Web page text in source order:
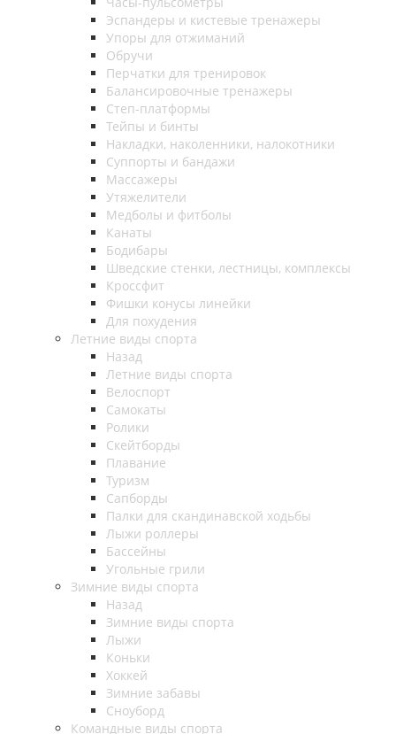
Эспандеры и кистевые тренажеры
Упоры для отжиманий
Обручи
Перчатки для тренировок
Балансировочные тренажеры
Степ-платформы
Тейпы и бинты
Накладки, наколенники, налокотники
Суппорты и бандажи
Массажеры
Утяжелители
Медболы и фитболы
Канаты
Бодибары
Шведские стенки, лестницы, комплексы
Кроссфит
Фишки конусы линейки
Для похудения
Летние виды спорта
Назад
Летние виды спорта
Велоспорт
Самокаты
Ролики
Скейтборды
Плавание
Туризм
Сапборды
Палки для скандинавской ходьбы
Лыжи роллеры
Бассейны
Угольные грили
Зимние виды спорта
Назад
Зимние виды спорта
Лыжи
Коньки
Хоккей
Зимние забавы
Сноуборд
Командные виды спорта